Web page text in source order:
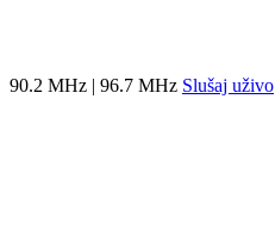
90.2 MHz | 96.7 MHz Slušaj uživo